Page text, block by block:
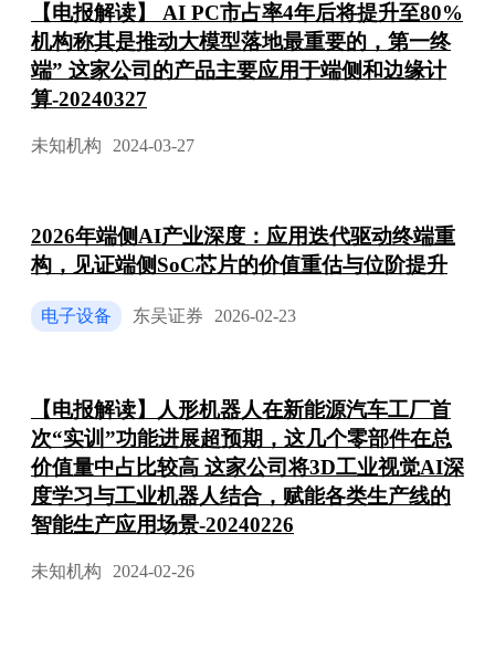
【电报解读】 AI PC市占率4年后将提升至80%
机构称其是推动大模型落地最重要的，第一终
端” 这家公司的产品主要应用于端侧和边缘计
算-20240327
未知机构 2024-03-27
2026年端侧AI产业深度：应用迭代驱动终端重
构，见证端侧SoC芯片的价值重估与位阶提升
电子设备 东吴证券 2026-02-23
【电报解读】人形机器人在新能源汽车工厂首
次“实训”功能进展超预期，这几个零部件在总
价值量中占比较高 这家公司将3D工业视觉AI深
度学习与工业机器人结合，赋能各类生产线的
智能生产应用场景-20240226
未知机构 2024-02-26